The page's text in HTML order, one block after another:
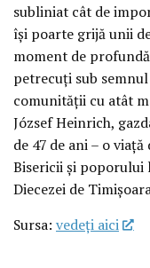
subliniat cât de
își poarte grijă unii
moment de
petrecuți sub
comunității cu atât
József Heinrich,
de 47 de ani – o
Bisericii și poporului
Diecezei de
Sursa: vedeţi aici